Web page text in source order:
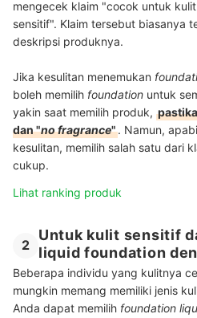
mengecek klaim "cocok untuk
sensitif". Klaim tersebut biasanya
deskripsi produknya.
Jika kesulitan menemukan
boleh memilih foundation untuk
yakin saat memilih produk,
dan "no fragrance". Namun,
kesulitan, memilih salah satu dari
cukup.
Lihat ranking produk
2
Untuk kulit sensitif
liquid foundation
Beberapa individu yang kulitnya
mungkin memang memiliki jenis
Anda dapat memilih foundation